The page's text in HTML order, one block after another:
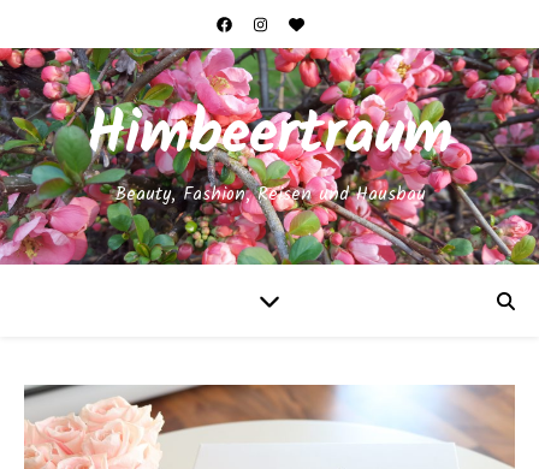
Himbeertraum
Beauty, Fashion, Reisen und Hausbau